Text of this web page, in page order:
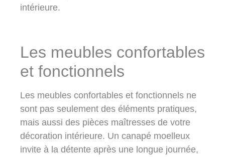
intérieure.
Les meubles confortables
et fonctionnels
Les meubles confortables et fonctionnels ne
sont pas seulement des éléments pratiques,
mais aussi des pièces maîtresses de votre
décoration intérieure. Un canapé moelleux
invite à la détente après une longue journée,